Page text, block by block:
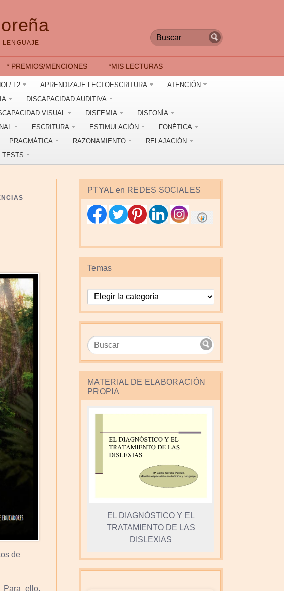
LENGUAJE
* PREMIOS/MENCIONES *MIS LECTURAS
L2 APRENDIZAJE LECTOESCRITURA
ATENCIÓN
DISCAPACIDAD AUDITIVA
VISUAL DISFEMIA
DISFONÍA
ESCRITURA ESTIMULACIÓN
FONÉTICA
PRAGMÁTICA RAZONAMIENTO
RELAJACIÓN
TESTS
de
Para ello,
PTYAL en REDES SOCIALES
Temas
Temas
MATERIAL DE ELABORACIÓN
PROPIA
EL DIAGNÓSTICO Y EL
TRATAMIENTO DE LAS
DISLEXIAS